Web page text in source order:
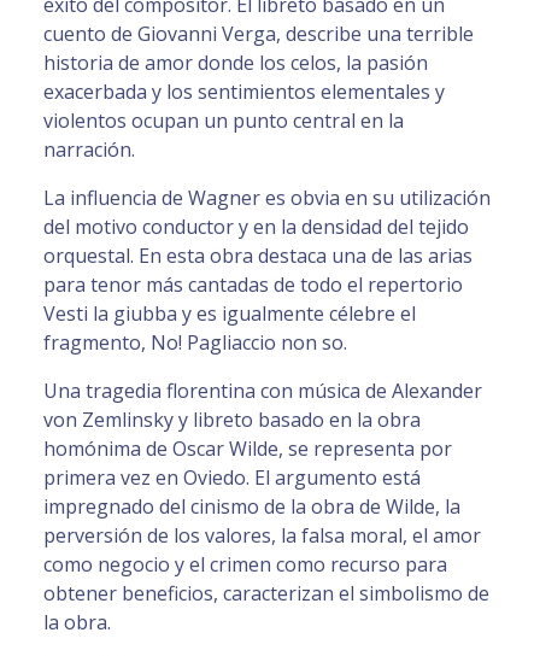
cuento de Giovanni Verga, describe una terrible
historia de amor donde los celos, la pasión
exacerbada y los sentimientos elementales y
violentos ocupan un punto central en la
narración.
La influencia de Wagner es obvia en su utilización
del motivo conductor y en la densidad del tejido
orquestal. En esta obra destaca una de las arias
para tenor más cantadas de todo el repertorio
Vesti la giubba y es igualmente célebre el
fragmento, No! Pagliaccio non so.
Una tragedia florentina con música de Alexander
von Zemlinsky y libreto basado en la obra
homónima de Oscar Wilde, se representa por
primera vez en Oviedo. El argumento está
impregnado del cinismo de la obra de Wilde, la
perversión de los valores, la falsa moral, el amor
como negocio y el crimen como recurso para
obtener beneficios, caracterizan el simbolismo de
la obra.